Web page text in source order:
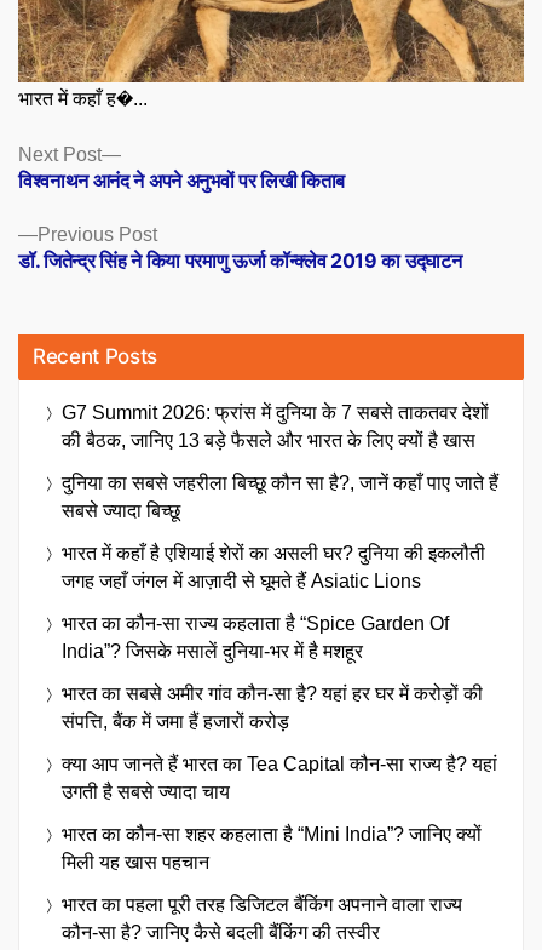
भारत में कहाँ ह�...
Posts
navigation
Previous PostPrevious
post:
डॉ. जितेन्द्र सिंह ने किया परमाणु ऊर्जा कॉन्क्लेव 2019 का उद्घाटन
Next Post
Next
post:
विश्वनाथन आनंद ने अपने अनुभवों पर लिखी किताब
Recent Posts
G7 Summit 2026: फ्रांस में दुनिया के 7 सबसे ताकतवर देशों
की बैठक, जानिए 13 बड़े फैसले और भारत के लिए क्यों है खास
दुनिया का सबसे जहरीला बिच्छू कौन सा है?, जानें कहाँ पाए जाते हैं
सबसे ज्यादा बिच्छू
भारत में कहाँ है एशियाई शेरों का असली घर? दुनिया की इकलौती
जगह जहाँ जंगल में आज़ादी से घूमते हैं Asiatic Lions
भारत का कौन-सा राज्य कहलाता है “Spice Garden Of
India”? जिसके मसालें दुनिया-भर में है मशहूर
भारत का सबसे अमीर गांव कौन-सा है? यहां हर घर में करोड़ों की
संपत्ति, बैंक में जमा हैं हजारों करोड़
क्या आप जानते हैं भारत का Tea Capital कौन-सा राज्य है? यहां
उगती है सबसे ज्यादा चाय
भारत का कौन-सा शहर कहलाता है “Mini India”? जानिए क्यों
मिली यह खास पहचान
भारत का पहला पूरी तरह डिजिटल बैंकिंग अपनाने वाला राज्य
कौन-सा है? जानिए कैसे बदली बैंकिंग की तस्वीर